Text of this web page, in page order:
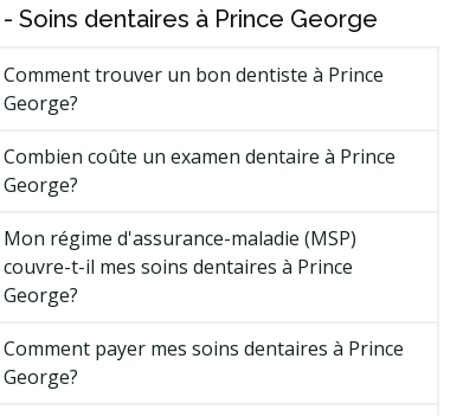
- Soins dentaires à Prince George
Comment trouver un bon dentiste à Prince
George?
Combien coûte un examen dentaire à Prince
George?
Mon régime d'assurance-maladie (MSP)
couvre-t-il mes soins dentaires à Prince
George?
Comment payer mes soins dentaires à Prince
George?